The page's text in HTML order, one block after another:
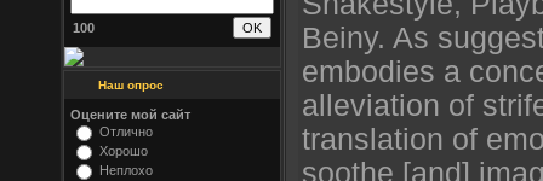
100
Наш опрос
Оцените мой сайт
Отлично
Хорошо
Неплохо
Beiny. As
embodies a
alleviation of
translation of
soothe [and]